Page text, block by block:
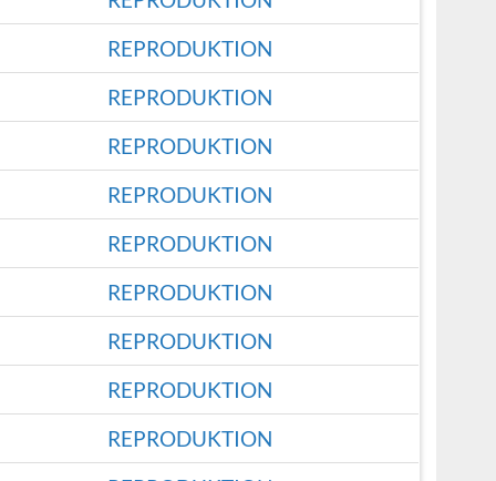
REPRODUKTION
REPRODUKTION
REPRODUKTION
REPRODUKTION
REPRODUKTION
REPRODUKTION
REPRODUKTION
REPRODUKTION
REPRODUKTION